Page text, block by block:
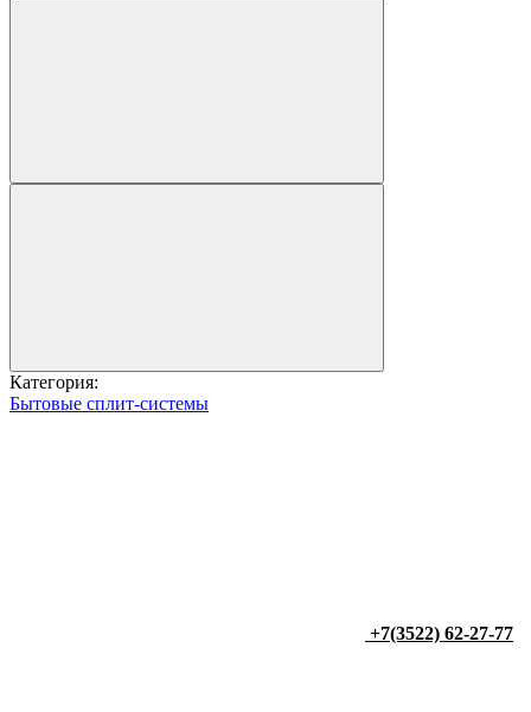
Категория:
Бытовые сплит-системы
+7(3522) 62-27-77